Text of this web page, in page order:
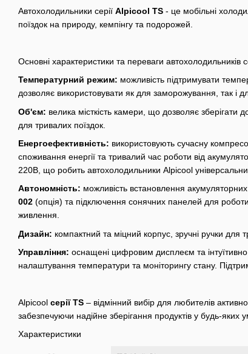
Автохолодильники серії Alpicool TS - це мобільні
поїздок на природу, кемпінгу та подорожей.
Основні характеристики та переваги автохолодильників
Температурний режим: можливість підтримувати
дозволяє використовувати як для заморожування, так і
Об'єм: велика місткість камери, що дозволяє зберігати
для тривалих поїздок.
Енергоефективність: використовують сучасну
споживання енергії та тривалий час роботи від
220В, що робить автохолодильники Alpicool
Автономність: можливість встановлення
002 (опція) та підключення сонячних панелей для
живлення.
Дизайн: компактний та міцний корпус, зручні ручки для
Управління: оснащені цифровим дисплеєм та
налаштування температури та моніторингу стану.
Alpicool серії TS – відмінний вибір для любителів
забезпечуючи надійне зберігання продуктів у будь-яких
Характеристики